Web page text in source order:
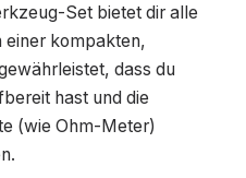
Set bietet dir alle
einer kompakten,
dass du
hast und die
(wie Ohm-Meter)